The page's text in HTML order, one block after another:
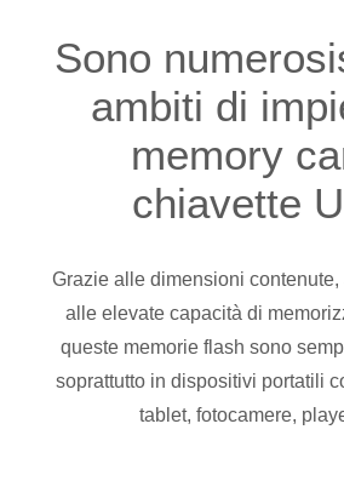
Sono
ambiti di
memory
chiavette
Grazie alle dimensioni
alle elevate capacità di
queste memorie flash sono
soprattutto in dispositivi portatili
tablet, fotocamere,